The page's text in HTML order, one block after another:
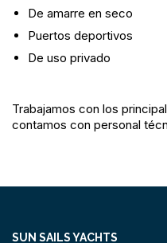
De amarre en seco
Puertos deportivos
De uso privado
Trabajamos con los
contamos con personal
SUN SAILS YACHTS